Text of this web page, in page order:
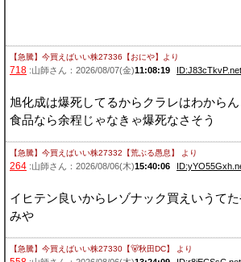
【急騰】今買えばいい株27336【おにや】 より
718 :山師さん：2026/08/07(金)11:08:19 ID:J83cTkvP.net
旭化成は爆死してるからクラレはわからん
食品なら余程じゃなきゃ爆死なさそう
【急騰】今買えばいい株27332【荒ぶる愚息】 より
264 :山師さん：2026/08/06(木)15:40:06
イヒテン良いからレゾナック買えいうて
みや
【急騰】今買えばいい株27330【🐻秋田DC】 より